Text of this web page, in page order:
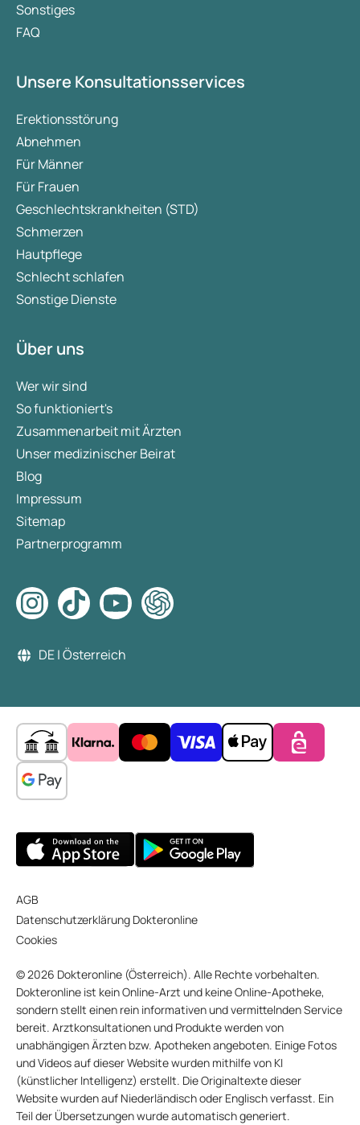
Sonstiges
FAQ
Unsere Konsultationsservices
Erektionsstörung
Abnehmen
Für Männer
Für Frauen
Geschlechtskrankheiten (STD)
Schmerzen
Hautpflege
Schlecht schlafen
Sonstige Dienste
Über uns
Wer wir sind
So funktioniert's
Zusammenarbeit mit Ärzten
Unser medizinischer Beirat
Blog
Impressum
Sitemap
Partnerprogramm
DE | Österreich
AGB
Datenschutzerklärung Dokteronline
Cookies
© 2026 Dokteronline (Österreich). Alle Rechte vorbehalten.
Dokteronline ist kein Online-Arzt und keine Online-Apotheke,
sondern stellt einen rein informativen und vermittelnden Service
bereit. Arztkonsultationen und Produkte werden von
unabhängigen Ärzten bzw. Apotheken angeboten. Einige Fotos
und Videos auf dieser Website wurden mithilfe von KI
(künstlicher Intelligenz) erstellt. Die Originaltexte dieser
Website wurden auf Niederländisch oder Englisch verfasst. Ein
Teil der Übersetzungen wurde automatisch generiert.